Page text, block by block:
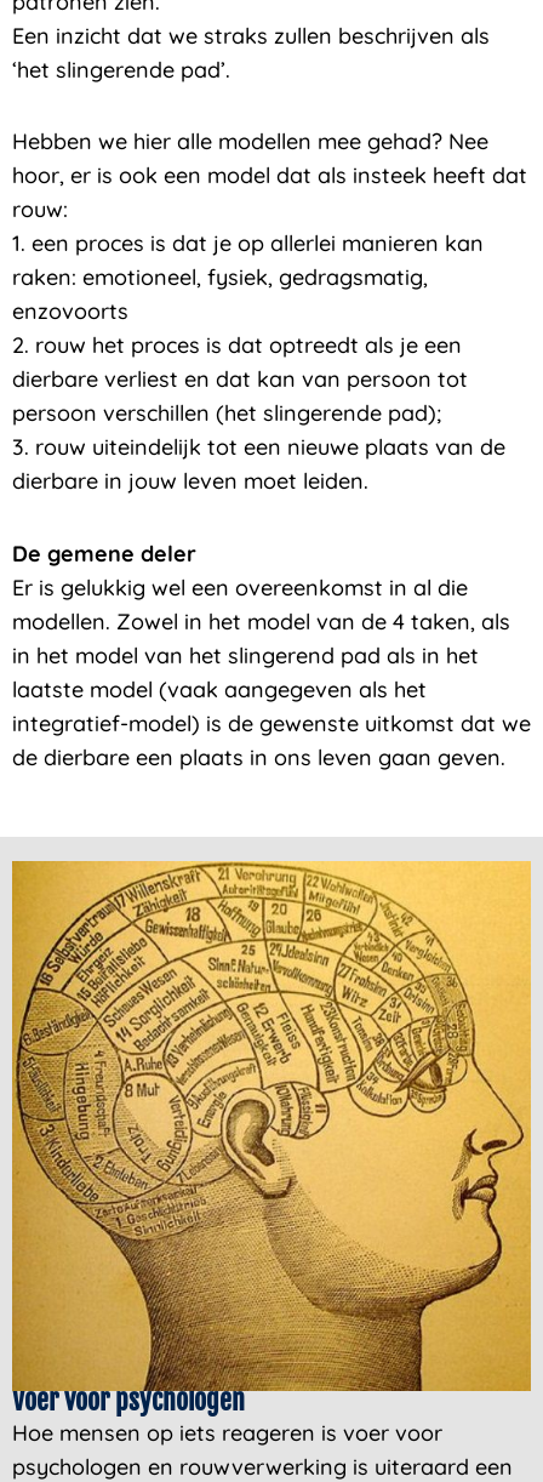
Een inzicht dat we straks zullen beschrijven als
‘het slingerende pad’.
Hebben we hier alle modellen mee gehad? Nee
hoor, er is ook een model dat als insteek heeft dat
rouw:
1. een proces is dat je op allerlei manieren kan
raken: emotioneel, fysiek, gedragsmatig,
enzovoorts
2. rouw het proces is dat optreedt als je een
dierbare verliest en dat kan van persoon tot
persoon verschillen (het slingerende pad);
3. rouw uiteindelijk tot een nieuwe plaats van de
dierbare in jouw leven moet leiden.
De gemene deler
Er is gelukkig wel een overeenkomst in al die
modellen. Zowel in het model van de 4 taken, als
in het model van het slingerend pad als in het
laatste model (vaak aangegeven als het
integratief-model) is de gewenste uitkomst dat we
de dierbare een plaats in ons leven gaan geven.
Voer voor psychologen
Hoe mensen op iets reageren is voer voor
psychologen en rouwverwerking is uiteraard een